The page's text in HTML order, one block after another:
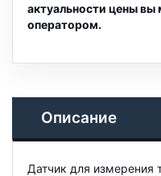
актуальности цены вы
оператором.
Описание
Датчик для измерения